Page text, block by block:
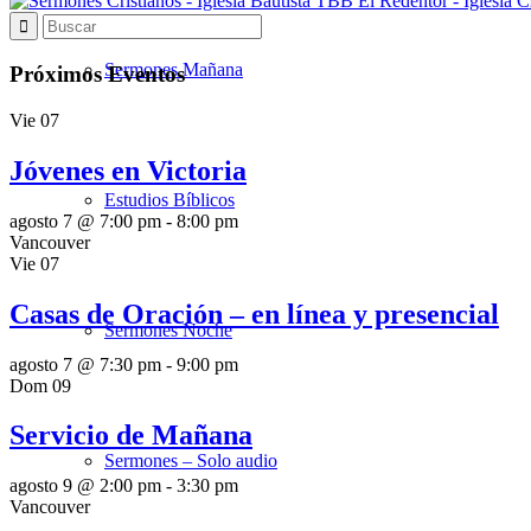
Sermones Mañana
Estudios Bíblicos
Sermones Noche
Sermones – Solo audio
Próximos Eventos
Vie 07
Jóvenes en Victoria
agosto 7 @ 7:00 pm - 8:00 pm
Vancouver
Vie 07
Casas de Oración – en línea y presencial
agosto 7 @ 7:30 pm - 9:00 pm
Dom 09
Servicio de Mañana
agosto 9 @ 2:00 pm - 3:30 pm
Vancouver